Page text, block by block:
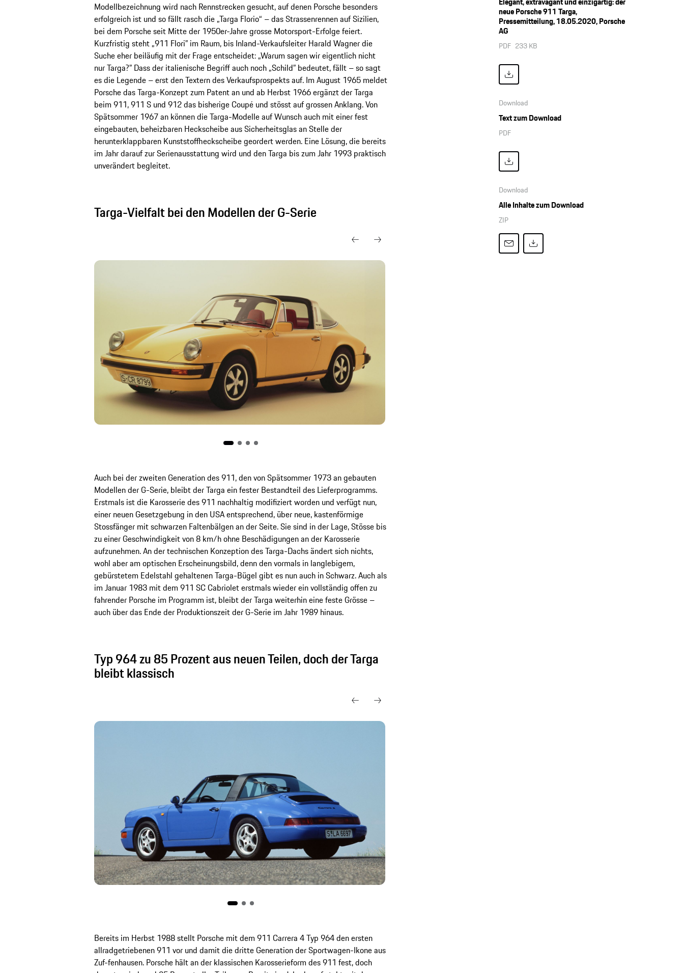
Modellbezeichnung wird nach Rennstrecken gesucht, auf denen Porsche besonders
erfolgreich ist und so fällt rasch die „Targa Florio“ – das Strassenrennen auf Sizilien,
bei dem Porsche seit Mitte der 1950er-Jahre grosse Motorsport-Erfolge feiert.
Kurzfristig steht „911 Flori” im Raum, bis Inland-Verkaufsleiter Harald Wagner die
Suche eher beiläufig mit der Frage entscheidet: „Warum sagen wir eigentlich nicht
nur Targa?” Dass der italienische Begriff auch noch „Schild” bedeutet, fällt – so sagt
es die Legende – erst den Textern des Verkaufsprospekts auf. Im August 1965 meldet
Porsche das Targa-Konzept zum Patent an und ab Herbst 1966 ergänzt der Targa
beim 911, 911 S und 912 das bisherige Coupé und stösst auf grossen Anklang. Von
Spätsommer 1967 an können die Targa-Modelle auf Wunsch auch mit einer fest
eingebauten, beheizbaren Heckscheibe aus Sicherheitsglas an Stelle der
herunterklappbaren Kunststoffheckscheibe geordert werden. Eine Lösung, die bereits
im Jahr darauf zur Serienausstattung wird und den Targa bis zum Jahr 1993 praktisch
unverändert begleitet.
Targa-Vielfalt bei den Modellen der G-Serie
Auch bei der zweiten Generation des 911, den von Spätsommer 1973 an gebauten
Modellen der G-Serie, bleibt der Targa ein fester Bestandteil des Lieferprogramms.
Erstmals ist die Karosserie des 911 nachhaltig modifiziert worden und verfügt nun,
einer neuen Gesetzgebung in den USA entsprechend, über neue, kastenförmige
Stossfänger mit schwarzen Faltenbälgen an der Seite. Sie sind in der Lage, Stösse bis
zu einer Geschwindigkeit von 8 km/h ohne Beschädigungen an der Karosserie
aufzunehmen. An der technischen Konzeption des Targa-Dachs ändert sich nichts,
wohl aber am optischen Erscheinungsbild, denn den vormals in langlebigem,
gebürstetem Edelstahl gehaltenen Targa-Bügel gibt es nun auch in Schwarz. Auch als
im Januar 1983 mit dem 911 SC Cabriolet erstmals wieder ein vollständig offen zu
fahrender Porsche im Programm ist, bleibt der Targa weiterhin eine feste Grösse –
auch über das Ende der Produktionszeit der G-Serie im Jahr 1989 hinaus.
Typ 964 zu 85 Prozent aus neuen Teilen, doch der Targa
bleibt klassisch
Bereits im Herbst 1988 stellt Porsche mit dem 911 Carrera 4 Typ 964 den ersten
allradgetriebenen 911 vor und damit die dritte Generation der Sportwagen-Ikone aus
Zuf-fenhausen. Porsche hält an der klassischen Karosserieform des 911 fest, doch
neue Porsche 911 Targa,
Pressemitteilung, 18.05.2020, Porsche
AG
PDF 233 KB
Download
Text zum Download
PDF
Download
Alle Inhalte zum Download
ZIP